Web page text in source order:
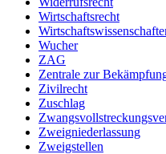
Wirtschaftsrecht
Wucher
ZAG
Zentrale zur
Zivilrecht
Zuschlag
Zweigniederlassung
Zweigstellen